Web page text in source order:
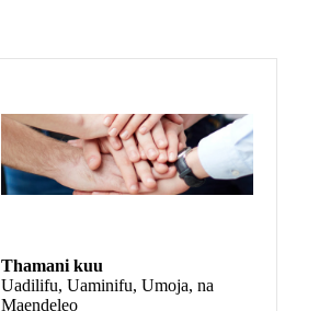
Thamani kuu
Uadilifu, Uaminifu, Umoja, na
Maendeleo